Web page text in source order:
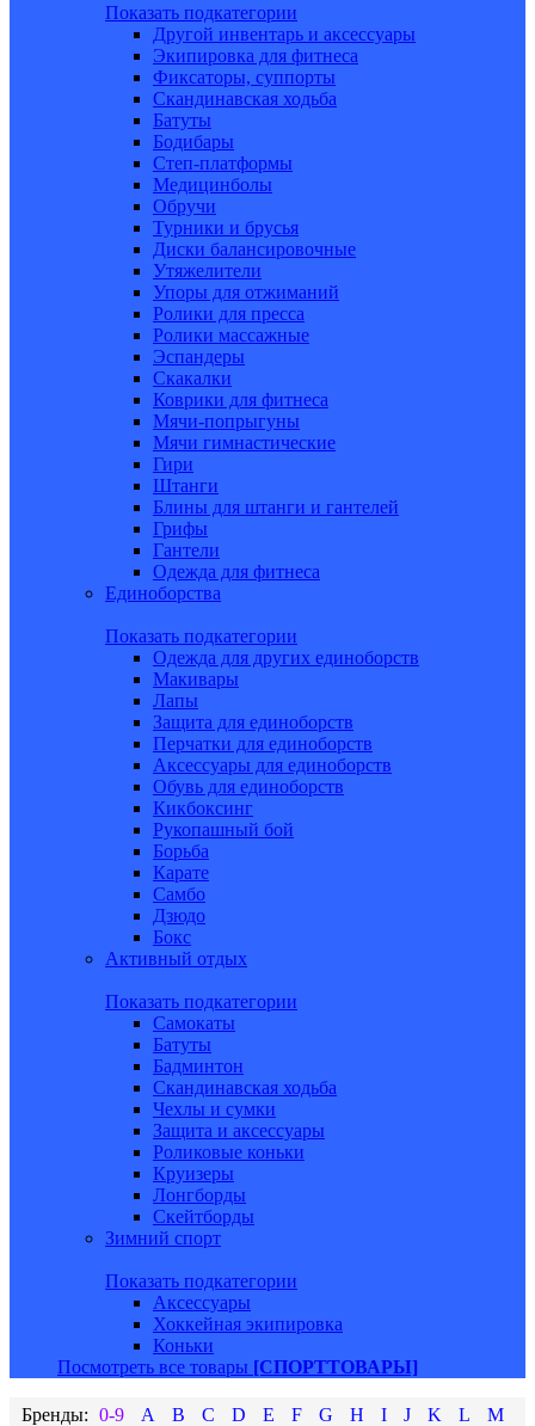
Показать подкатегории
Другой инвентарь и аксессуары
Экипировка для фитнеса
Фиксаторы, суппорты
Скандинавская ходьба
Батуты
Бодибары
Степ-платформы
Медицинболы
Обручи
Турники и брусья
Диски балансировочные
Утяжелители
Упоры для отжиманий
Ролики для пресса
Ролики массажные
Эспандеры
Скакалки
Коврики для фитнеса
Мячи-попрыгуны
Мячи гимнастические
Гири
Штанги
Блины для штанги и гантелей
Грифы
Гантели
Одежда для фитнеса
Единоборства
Показать подкатегории
Одежда для других единоборств
Макивары
Лапы
Защита для единоборств
Перчатки для единоборств
Аксессуары для единоборств
Обувь для единоборств
Кикбоксинг
Рукопашный бой
Борьба
Карате
Самбо
Дзюдо
Бокс
Активный отдых
Показать подкатегории
Самокаты
Батуты
Бадминтон
Скандинавская ходьба
Чехлы и сумки
Защита и аксессуары
Роликовые коньки
Круизеры
Лонгборды
Скейтборды
Зимний спорт
Показать подкатегории
Аксессуары
Хоккейная экипировка
Коньки
Посмотреть все товары [СПОРТТОВАРЫ]
0-9 A B C D E F G H I J K L
M